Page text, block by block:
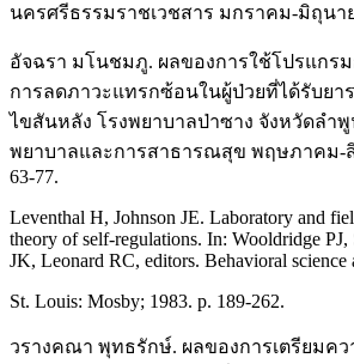
นครศรีธรรมราชเวชสาร มกราคม-มิถุนาย
อัจฉรา มโนชมภู. ผลของการใช้โปรแกรม
การลดภาวะแทรกซ้อนในผู้ป่วยที่ได้รับยา
ไขสันหลัง โรงพยาบาลป่าซาง จังหวัดลำพู
พยาบาลและการสาธารณสุข พฤษภาคม-สิ
63-77.
Leventhal H, Johnson JE. Laboratory and
theory of self-regulations. In: Wooldridge
JK, Leonard RC, editors. Behavioral science
St. Louis: Mosby; 1983. p. 189-262.
วรางคณา พุทธรักษ์. ผลของการเตรียมค